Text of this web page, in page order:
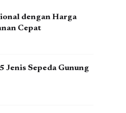
dengan Harga
Cepat
Jenis Sepeda Gunung